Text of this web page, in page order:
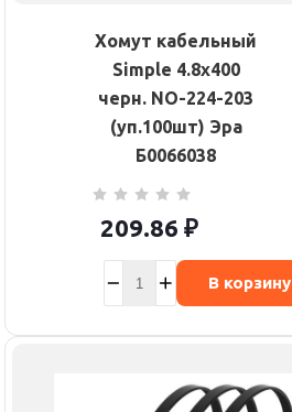
Хомут кабельный
Simple 4.8х400
черн. NO-224-203
(уп.100шт) Эра
Б0066038
209.86 ₽
В корзину